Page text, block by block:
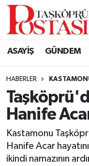
ASAYİŞ GÜNDEM
HABERLER
Hanife
Kastamonu
Hanife Acar
ikindi namazının
Kastamonu
Araç Haberleri
Azdavay
Bozkurt